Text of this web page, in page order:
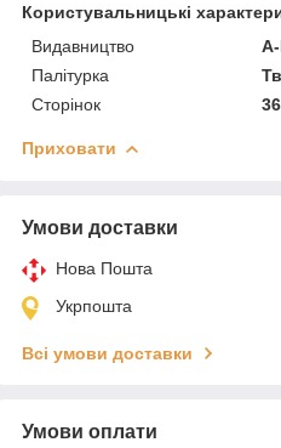
Користувальницькі
Видавництво
Палітурка
Сторінок
Приховати
Умови доставки
Нова Пошта
Укрпошта
Всі умови доставки
Умови оплати